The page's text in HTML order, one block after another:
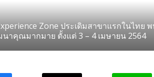
Zone ประเดิมสาขาแรกในไทย
าคุณมากมาย ตั้งแต่ 3 – 4 เมษายน 2564